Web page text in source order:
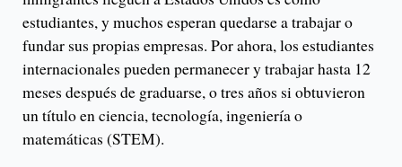
estudiantes, y muchos esperan quedarse a trabajar o
fundar sus propias empresas. Por ahora, los estudiantes
internacionales pueden permanecer y trabajar hasta 12
meses después de graduarse, o tres años si obtuvieron
un título en ciencia, tecnología, ingeniería o
matemáticas (STEM).